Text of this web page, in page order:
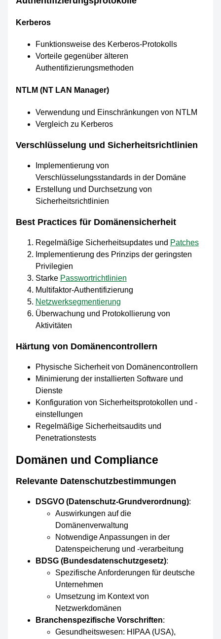
Kerberos
Funktionsweise des Kerberos-Protokolls
Vorteile gegenüber älteren
Authentifizierungsmethoden
NTLM (NT LAN Manager)
Verwendung und Einschränkungen von NTLM
Vergleich zu Kerberos
Verschlüsselung und Sicherheitsrichtlinien
Implementierung von
Verschlüsselungsstandards in der Domäne
Erstellung und Durchsetzung von
Sicherheitsrichtlinien
Best Practices für Domänensicherheit
Regelmäßige Sicherheitsupdates und Patches
Implementierung des Prinzips der geringsten
Privilegien
Starke Passwortrichtlinien
Multifaktor-Authentifizierung
Netzwerksegmentierung
Überwachung und Protokollierung von
Aktivitäten
Härtung von Domänencontrollern
Physische Sicherheit von Domänencontrollern
Minimierung der installierten Software und
Dienste
Konfiguration von Sicherheitsprotokollen und -
einstellungen
Regelmäßige Sicherheitsaudits und
Penetrationstests
Domänen und Compliance
Relevante Datenschutzbestimmungen
DSGVO (Datenschutz-Grundverordnung):
Auswirkungen auf die
Domänenverwaltung
Notwendige Anpassungen in der
Datenspeicherung und -verarbeitung
BDSG (Bundesdatenschutzgesetz):
Spezifische Anforderungen für deutsche
Unternehmen
Umsetzung im Kontext von
Netzwerkdomänen
Branchenspezifische Vorschriften:
Gesundheitswesen: HIPAA (USA),